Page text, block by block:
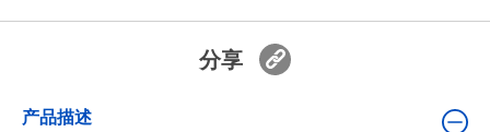
分享
产品描述